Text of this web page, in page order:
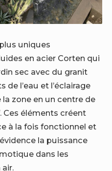
uniques
en acier Corten qui
sec avec du granit
l’eau et l’éclairage
zone en un centre de
éléments créent
à la fois fonctionnel et
la puissance
dans les